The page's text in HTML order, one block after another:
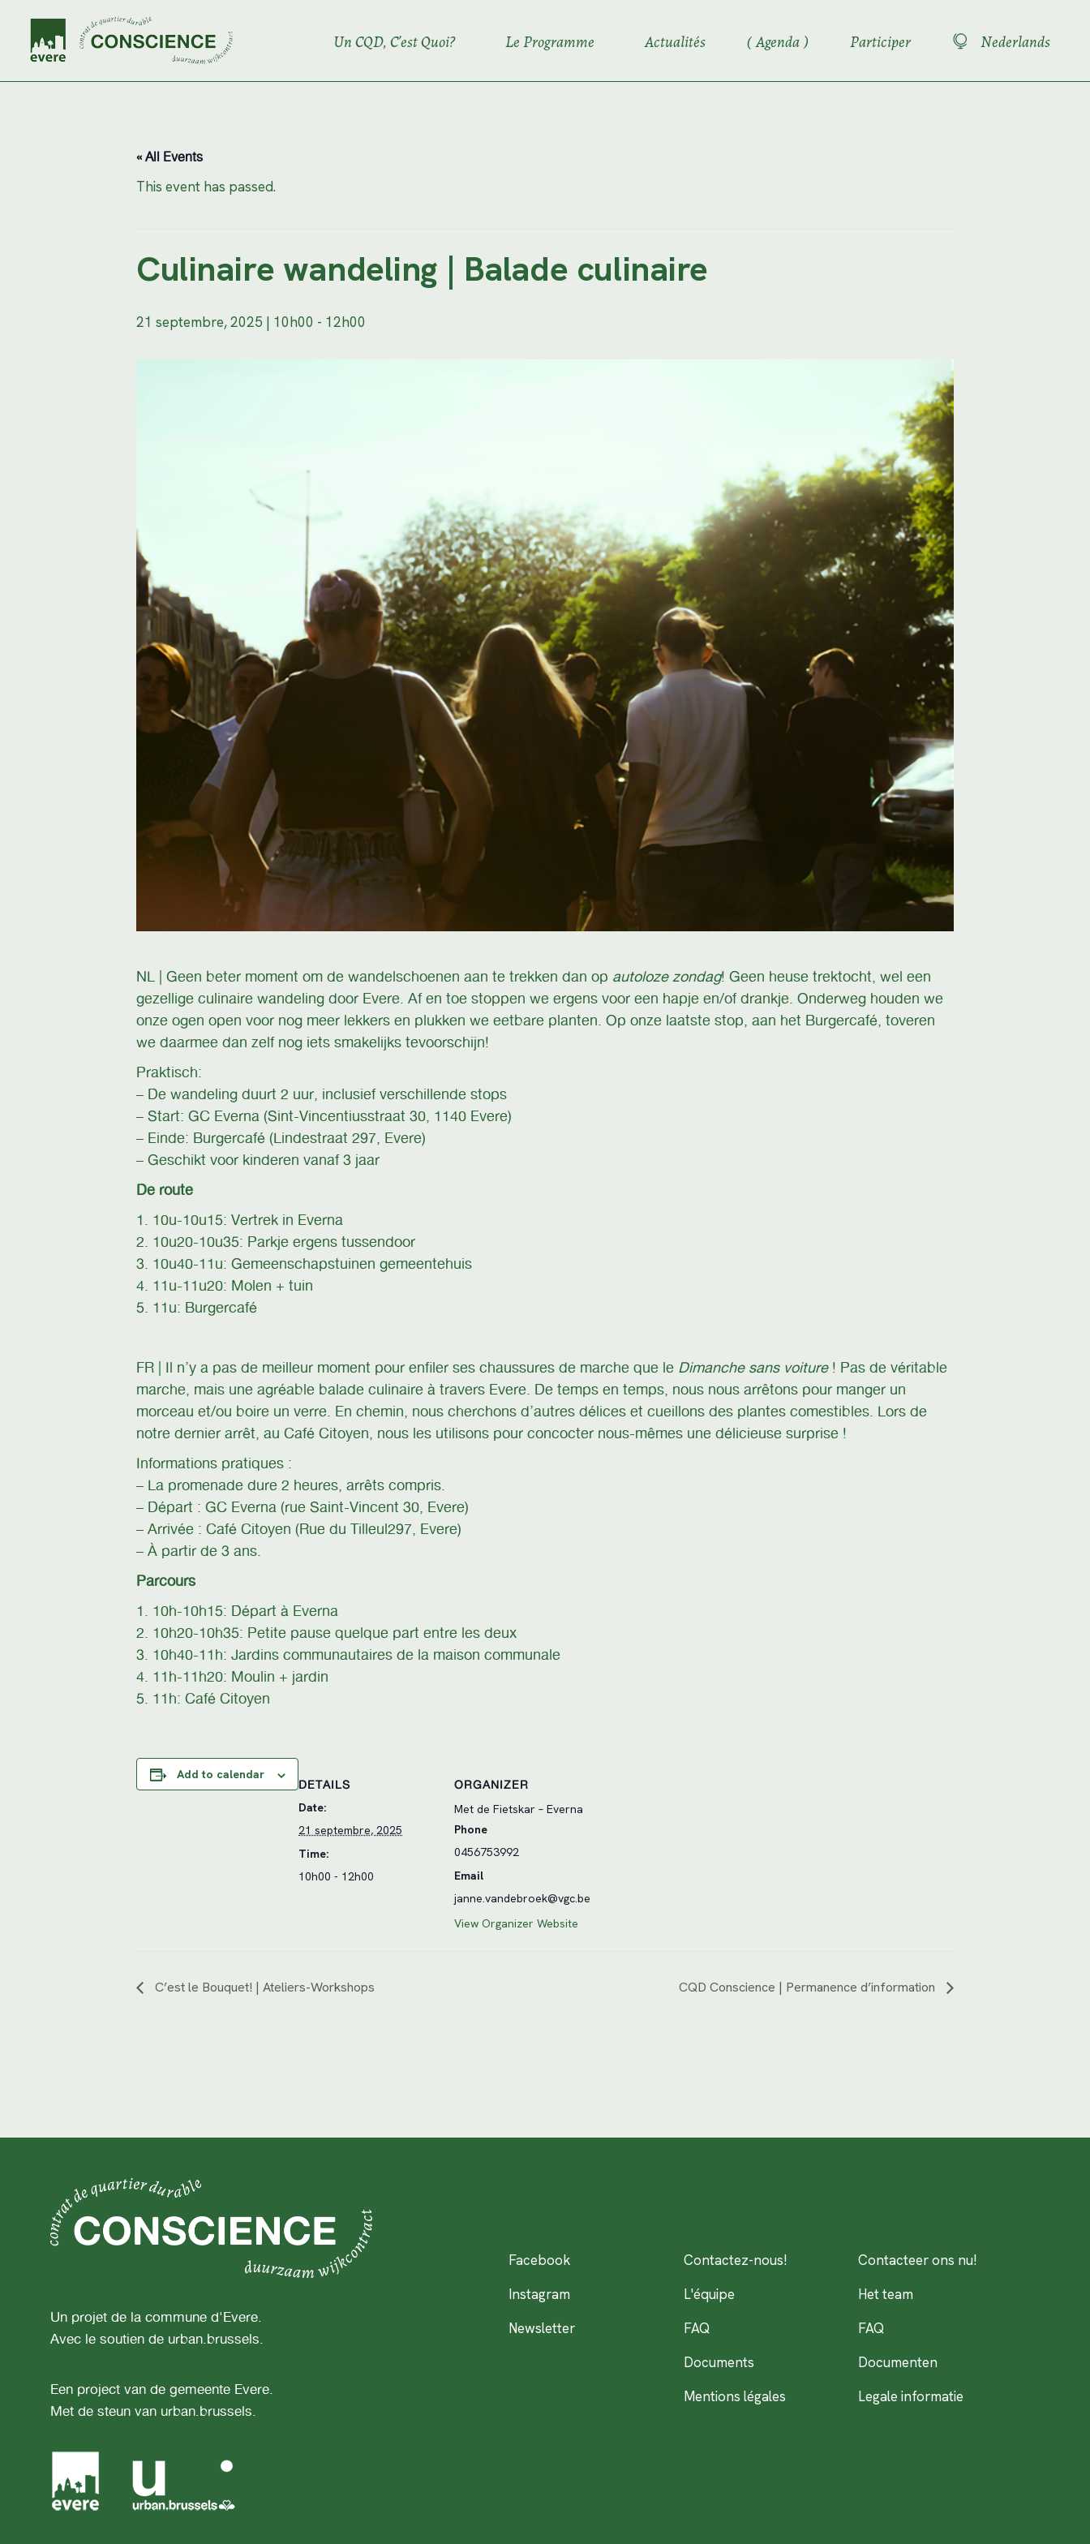
content Un CQD, C’est Quoi? Le Programme Actualités Agenda Participer Nederlands
« All Events
This event has passed.
Culinaire wandeling | Balade culinaire
21 septembre, 2025 | 10h00 - 12h00
NL | Geen beter moment om de wandelschoenen aan te trekken dan op autoloze zondag! Geen heuse trektocht, wel een
gezellige culinaire wandeling door Evere. Af en toe stoppen we ergens voor een hapje en/of drankje. Onderweg houden we
onze ogen open voor nog meer lekkers en plukken we eetbare planten. Op onze laatste stop, aan het Burgercafé, toveren
we daarmee dan zelf nog iets smakelijks tevoorschijn!
Praktisch:
– De wandeling duurt 2 uur, inclusief verschillende stops
– Start: GC Everna (Sint-Vincentiusstraat 30, 1140 Evere)
– Einde: Burgercafé (Lindestraat 297, Evere)
– Geschikt voor kinderen vanaf 3 jaar
De route
1. 10u-10u15: Vertrek in Everna
2. 10u20-10u35: Parkje ergens tussendoor
3. 10u40-11u: Gemeenschapstuinen gemeentehuis
4. 11u-11u20: Molen + tuin
5. 11u: Burgercafé
FR | Il n’y a pas de meilleur moment pour enfiler ses chaussures de marche que le Dimanche sans voiture! Pas de véritable
marche, mais une agréable balade culinaire à travers Evere. De temps en temps, nous nous arrêtons pour manger un
morceau et/ou boire un verre. En chemin, nous cherchons d’autres délices et cueillons des plantes comestibles. Lors de
notre dernier arrêt, au Café Citoyen, nous les utilisons pour concocter nous-mêmes une délicieuse surprise !
Informations pratiques :
– La promenade dure 2 heures, arrêts compris.
– Départ : GC Everna (rue Saint-Vincent 30, Evere)
– Arrivée : Café Citoyen (Rue du Tilleul297, Evere)
– À partir de 3 ans.
Parcours
1. 10h-10h15: Départ à Everna
2. 10h20-10h35: Petite pause quelque part entre les deux
3. 10h40-11h: Jardins communautaires de la maison communale
4. 11h-11h20: Moulin + jardin
5. 11h: Café Citoyen
Add to calendar
DETAILS
Date:
21 septembre, 2025
Time:
10h00 - 12h00
ORGANIZER
Met de Fietskar – Everna
Phone
0456753992
Email
janne.vandebroek@vgc.be
View Organizer Website
C’est le Bouquet! | Ateliers-Workshops CQD Conscience | Permanence d’information
Un projet de la commune d'Evere.
Avec le soutien de urban.brussels.
Een project van de gemeente Evere.
Met de steun van urban.brussels.
Facebook
Instagram
Newsletter
Contactez-nous!
L'équipe
FAQ
Documents
Mentions légales
Contacteer ons nu!
Het team
FAQ
Documenten
Legale informatie